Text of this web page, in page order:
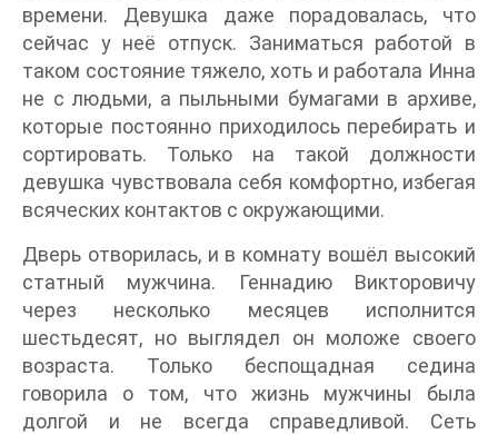
времени. Девушка даже порадовалась, что
сейчас у неё отпуск. Заниматься работой в
таком состояние тяжело, хоть и работала Инна
не с людьми, а пыльными бумагами в архиве,
которые постоянно приходилось перебирать и
сортировать. Только на такой должности
девушка чувствовала себя комфортно, избегая
всяческих контактов с окружающими.
Дверь отворилась, и в комнату вошёл высокий
статный мужчина. Геннадию Викторовичу
через несколько месяцев исполнится
шестьдесят, но выглядел он моложе своего
возраста. Только беспощадная седина
говорила о том, что жизнь мужчины была
долгой и не всегда справедливой. Сеть